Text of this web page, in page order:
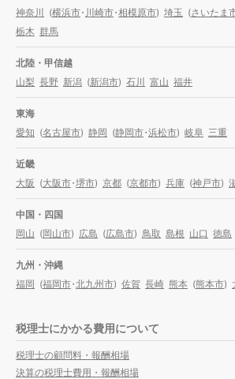
神奈川 (横浜市・川崎市・相模原市) 埼玉 (さいたま
栃木 群馬
北陸・甲信越
山梨 長野 新潟 (新潟市) 石川 富山 福井
東海
愛知 (名古屋市) 静岡 (静岡市・浜松市) 岐阜 三重
近畿
大阪 (大阪市・堺市) 京都 (京都市) 兵庫 (神戸市)
中国・四国
岡山 (岡山市) 広島 (広島市) 鳥取 島根 山口 徳島
九州・沖縄
福岡 (福岡市・北九州市) 佐賀 長崎 熊本 (熊本市)
税理士にかかる費用について
税理士の顧問料・報酬相場
決算の税理士費用・報酬相場